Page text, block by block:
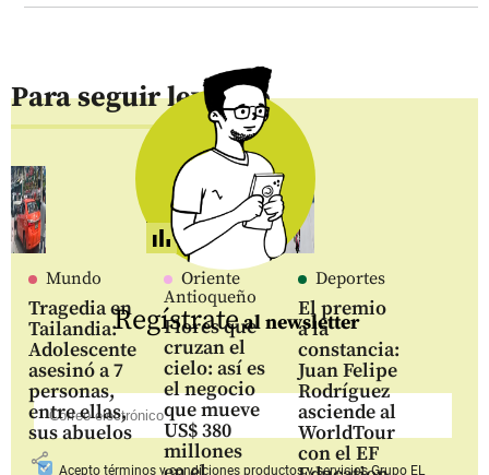
Para seguir leyendo
Mundo
Tragedia en
Tailandia:
Adolescente
asesinó a 7
personas,
entre ellas,
sus abuelos
share
Oriente
Antioqueño
Flores que
cruzan el
cielo: así es
el negocio
que mueve
US$ 380
millones
Deportes
El premio
a la
constancia:
Juan Felipe
Rodríguez
asciende al
WorldTour
con el EF
Regístrateal newsletter
Aceptotérminos y condiciones productos y serviciosGrupo EL